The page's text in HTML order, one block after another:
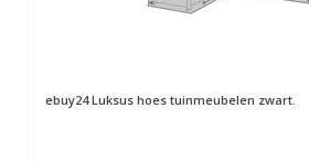
ebuy24Luksus hoes tuinmeubelen zwart.